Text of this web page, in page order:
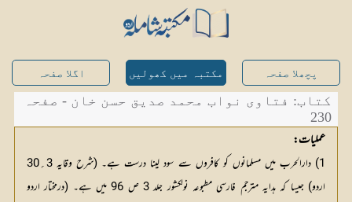
پچھلا صفحہ مکتبہ میں کھولیں اگلا صفحہ
کتاب: فتاوی نواب محمد صدیق حسن خان - صفحہ
230
عملیات:
1) دارالحرب میں مسلمانوں کو کافروں سے سود لینا درست ہے۔ (شرح وقایہ 3 ؍